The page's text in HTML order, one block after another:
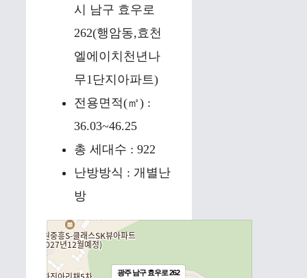
시 남구 효우로
262(행암동,효천
엘에이치천년나
무1단지아파트)
전용면적(㎡) :
36.03~46.25
총 세대수 : 922
난방방식 : 개별난
방
광주 남구 효우로 262